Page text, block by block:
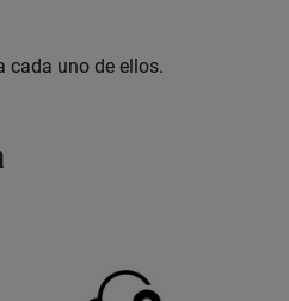
cada uno de ellos.